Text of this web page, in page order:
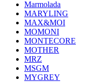
Marmolada
MARYLING
MAX&MOI
MOMONI
MONTECORE
MOTHER
MRZ
MSGM
MYGREY